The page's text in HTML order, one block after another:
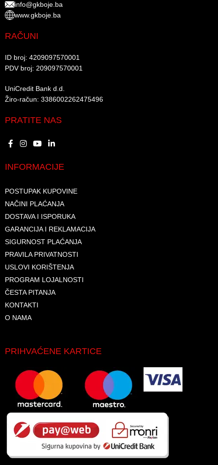
info@gkboje.ba
www.gkboje.ba
RAČUNI
ID broj: 4209097570001​
PDV broj: 209097570001 ​
UniCredit Bank d.d.​
Žiro-račun: 3386002262475496​​
PRATITE NAS
INFORMACIJE
POSTUPAK KUPOVINE
NAČINI PLAĆANJA
DOSTAVA I ISPORUKA
GARANCIJA I REKLAMACIJA
SIGURNOST PLAĆANJA
PRAVILA PRIVATNOSTI
USLOVI KORIŠTENJA
PROGRAM LOJALNOSTI
ČESTA PITANJA
KONTAKTI
O NAMA
PRIHVAĆENE KARTICE